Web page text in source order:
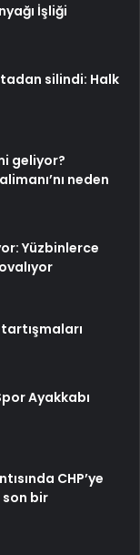
İşliği
silindi: Halk
geliyor?
neden
Yüzbinlerce
Ayakkabı
CHP’ye
son bir